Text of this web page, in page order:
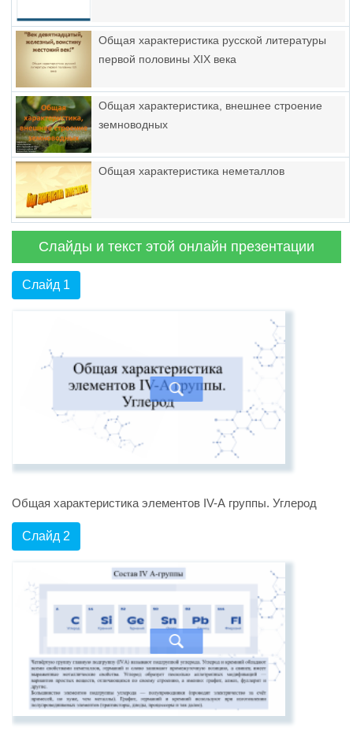
Общая характеристика русской литературы
первой половины XIX века
Общая характеристика, внешнее строение
земноводных
Общая характеристика неметаллов
Слайды и текст этой онлайн презентации
Слайд 1
Общая характеристика элементов IV-А группы. Углерод
Слайд 2